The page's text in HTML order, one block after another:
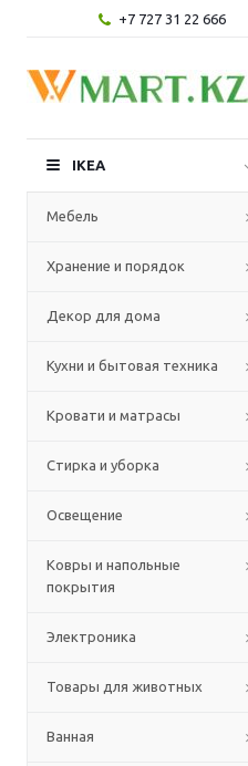
+7 727 31 22 666
IKEA
Мебель
Хранение и порядок
Декор для дома
Кухни и бытовая техника
Кровати и матрасы
Стирка и уборка
Освещение
Ковры и напольные
покрытия
Электроника
Товары для животных
Ванная